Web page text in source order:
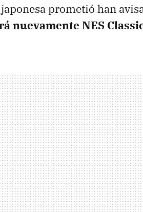
prometió han
nuevamente NES